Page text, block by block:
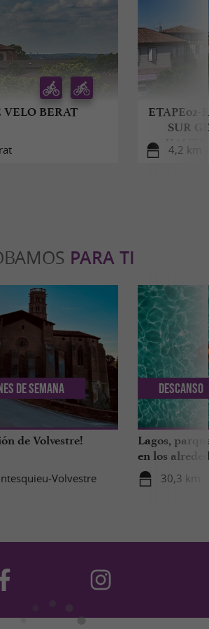
VELO BERAT
ETAPE02-
SUR
4,2 km
PARA TI
de Volvestre!
Volvestre
de semana
Lagos,
en los
30,3 km
Descanso